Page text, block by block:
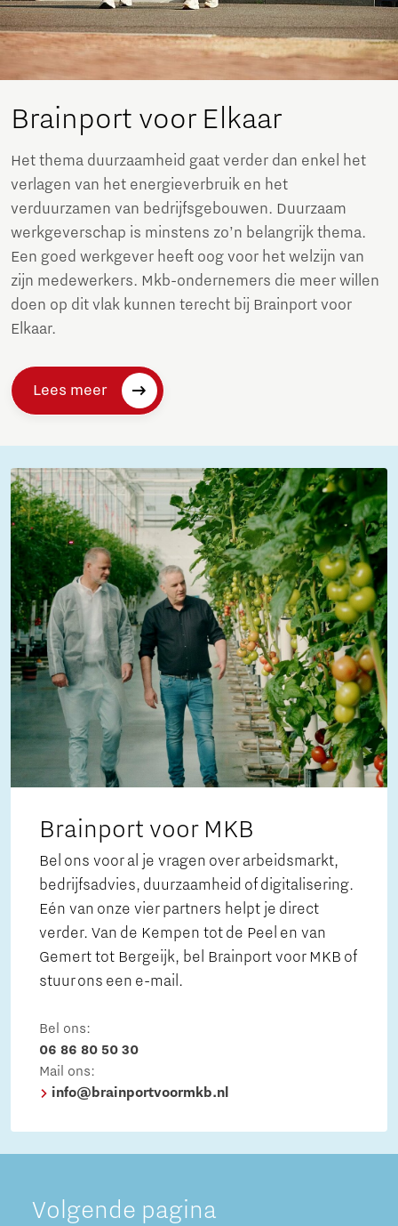
Brainport voor Elkaar
Het thema duurzaamheid gaat verder dan enkel het
verlagen van het energieverbruik en het
verduurzamen van bedrijfsgebouwen. Duurzaam
werkgeverschap is minstens zo’n belangrijk thema.
Een goed werkgever heeft oog voor het welzijn van
zijn medewerkers. Mkb-ondernemers die meer willen
doen op dit vlak kunnen terecht bij Brainport voor
Elkaar.
Lees meer
Brainport voor MKB
Bel ons voor al je vragen over arbeidsmarkt,
bedrijfsadvies, duurzaamheid of digitalisering.
Eén van onze vier partners helpt je direct
verder. Van de Kempen tot de Peel en van
Gemert tot Bergeijk, bel Brainport voor MKB of
stuur ons een e-mail.
Bel ons:
06 86 80 50 30
Mail ons:
info@brainportvoormkb.nl
Volgende pagina